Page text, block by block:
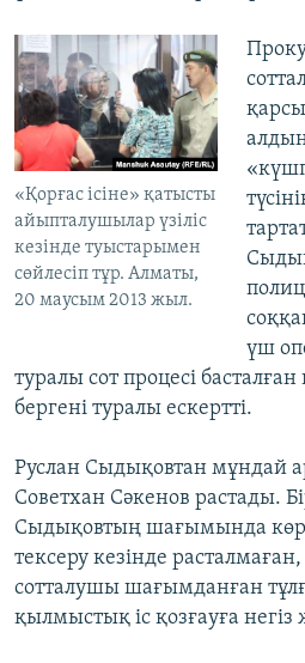
«Қорғас ісіне» қатысты
айыпталушылар үзіліс
кезінде туыстарымен
сөйлесіп тұр. Алматы,
20 маусым 2013 жыл.
үш
туралы сот процесі
бергені туралы ескертті.
Руслан Сыдықовтан мұндай
Советхан Сәкенов растады.
Сыдықовтың шағымында
тексеру кезінде
сотталушы шағымданған
қылмыстық іс қозғауға